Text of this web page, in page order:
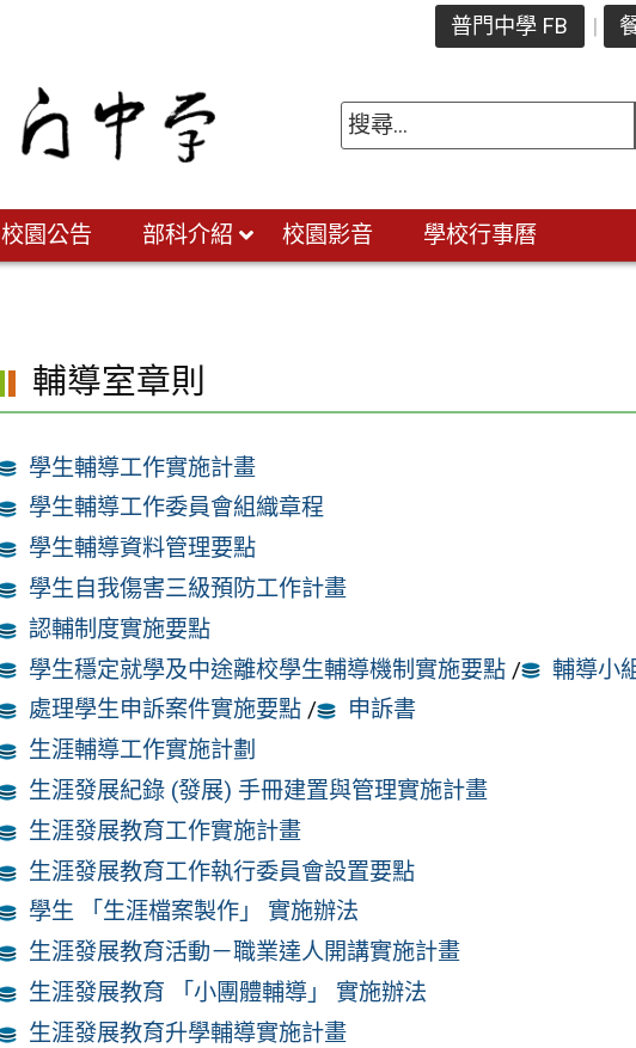
普門中學 FB
校園公告 部科介紹 校園影音 學校行事曆
輔導室章則
學生輔導工作實施計畫
學生輔導工作委員會組織章程
學生輔導資料管理要點
學生自我傷害三級預防工作計畫
認輔制度實施要點
學生穩定就學及中途離校學生輔導機制實施要點 /
輔導小
處理學生申訴案件實施要點 /
申訴書
生涯輔導工作實施計劃
生涯發展紀錄 (發展) 手冊建置與管理實施計畫
生涯發展教育工作實施計畫
生涯發展教育工作執行委員會設置要點
學生 「生涯檔案製作」 實施辦法
生涯發展教育活動－職業達人開講實施計畫
生涯發展教育 「小團體輔導」 實施辦法
生涯發展教育升學輔導實施計畫